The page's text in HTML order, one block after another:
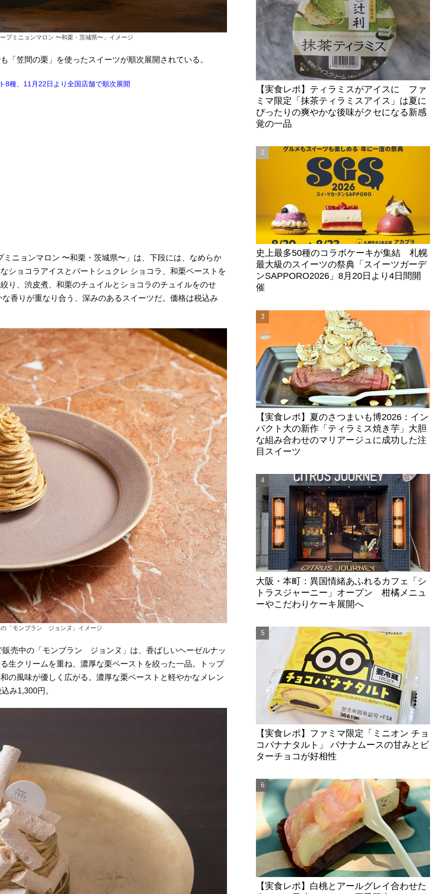
プミニョンマロン 〜和栗・茨城県〜」イメージ
笠間の栗」を使ったスイーツが順次展開されている。
種、11月22日より全国店舗で順次展開
ニョンマロン 〜和栗・茨城県〜」は、下段には、なめらか
ショコラアイスとパートシュクレ ショコラ、和栗ペーストを
り、渋皮煮、和栗のチュイルとショコラのチュイルをのせ
香りが重なり合う、深みのあるスイーツだ。価格は税込み
「モンブラン ジョンヌ」イメージ
売中の「モンブラン ジョンヌ」は、香ばしいヘーゼルナッ
生クリームを重ね、濃厚な栗ペーストを絞った一品。トップ
の風味が優しく広がる。濃厚な栗ペーストと軽やかなメレン
み1,300円。
【実食レポ】ティラミスがアイスに ファ
ミマ限定「抹茶ティラミスアイス」は夏に
ぴったりの爽やかな後味がクセになる新感
覚の一品
史上最多50種のコラボケーキが集結 札幌
最大級のスイーツの祭典「スイーツガーデ
ンSAPPORO2026」8月20日より4日間開
催
【実食レポ】夏のさつまいも博2026：イン
パクト大の新作「ティラミス焼き芋」大胆
な組み合わせのマリアージュに成功した注
目スイーツ
大阪・本町：異国情緒あふれるカフェ「シ
トラスジャーニー」オープン 柑橘メニュ
ーやこだわりケーキ展開へ
【実食レポ】ファミマ限定「ミニオン チョ
コバナナタルト」 バナナムースの甘みとビ
ターチョコが好相性
【実食レポ】白桃とアールグレイ合わせた